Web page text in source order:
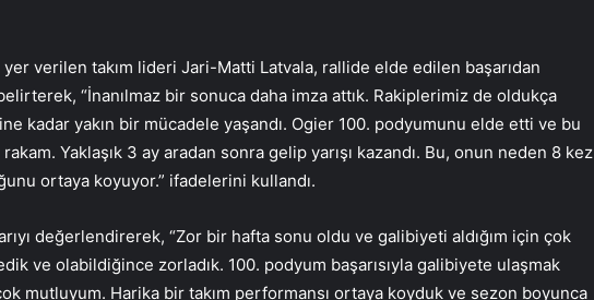
verilen takım lideri Jari-Matti Latvala, rallide elde edilen başarıdan
“İnanılmaz bir sonuca daha imza attık. Rakiplerimiz de oldukça
kadar yakın bir mücadele yaşandı. Ogier 100. podyumunu elde etti ve bu
Yaklaşık 3 ay aradan sonra gelip yarışı kazandı. Bu, onun neden 8 kez
ortaya koyuyor.” ifadelerini kullandı.
değerlendirerek, “Zor bir hafta sonu oldu ve galibiyeti aldığım için çok
ve olabildiğince zorladık. 100. podyum başarısıyla galibiyete ulaşmak
mutluyum. Harika bir takım performansı ortaya koyduk ve sezon boyunca